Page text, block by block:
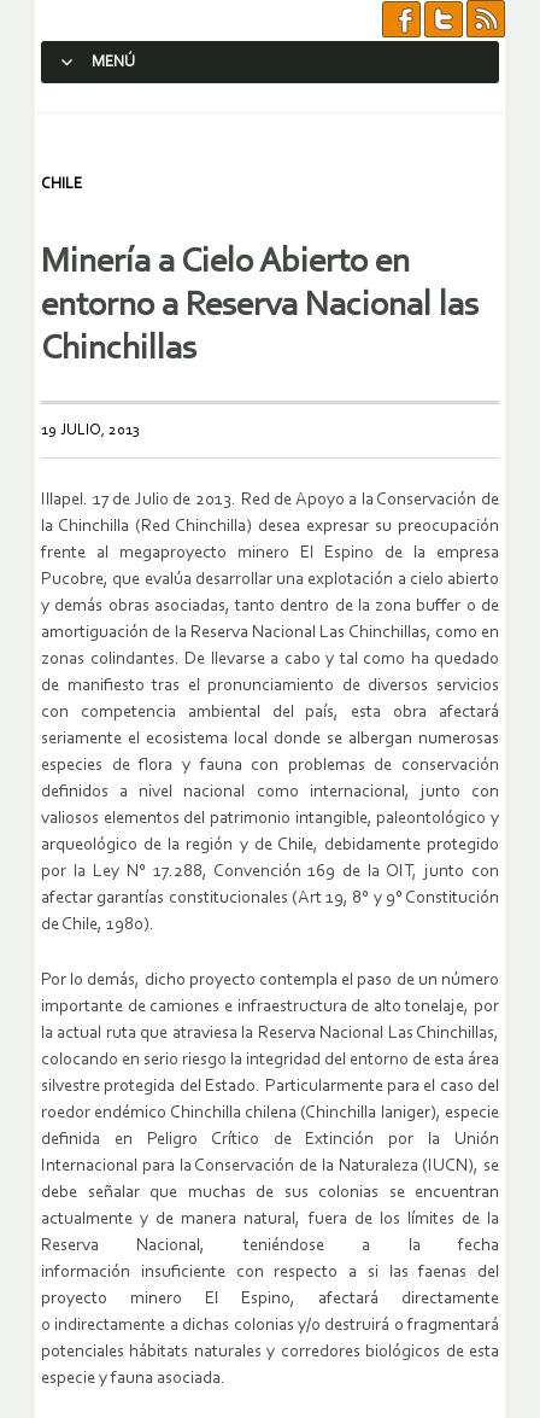
MENÚ
CHILE
Minería a Cielo Abierto en
entorno a Reserva Nacional las
Chinchillas
19 JULIO, 2013
Illapel. 17 de Julio de 2013. Red de Apoyo a la Conservación de
la Chinchilla (Red Chinchilla) desea expresar su preocupación
frente al megaproyecto minero El Espino de la empresa
Pucobre, que evalúa desarrollar una explotación a cielo abierto
y demás obras asociadas, tanto dentro de la zona buffer o de
amortiguación de la Reserva Nacional Las Chinchillas, como en
zonas colindantes. De llevarse a cabo y tal como ha quedado
de manifiesto tras el pronunciamiento de diversos servicios
con competencia ambiental del país, esta obra afectará
seriamente el ecosistema local donde se albergan numerosas
especies de flora y fauna con problemas de conservación
definidos a nivel nacional como internacional, junto con
valiosos elementos del patrimonio intangible, paleontológico y
arqueológico de la región y de Chile, debidamente protegido
por la Ley N° 17.288, Convención 169 de la OIT, junto con
afectar garantías constitucionales (Art 19, 8° y 9° Constitución
de Chile, 1980).
Por lo demás, dicho proyecto contempla el paso de un número
importante de camiones e infraestructura de alto tonelaje, por
la actual ruta que atraviesa la Reserva Nacional Las Chinchillas,
colocando en serio riesgo la integridad del entorno de esta área
silvestre protegida del Estado. Particularmente para el caso del
roedor endémico Chinchilla chilena (Chinchilla laniger), especie
definida en Peligro Crítico de Extinción por la Unión
Internacional para la Conservación de la Naturaleza (IUCN), se
debe señalar que muchas de sus colonias se encuentran
actualmente y de manera natural, fuera de los límites de la
Reserva Nacional, teniéndose a la fecha
información insuficiente con respecto a si las faenas del
proyecto minero El Espino, afectará directamente
o indirectamente a dichas colonias y/o destruirá o fragmentará
potenciales hábitats naturales y corredores biológicos de esta
especie y fauna asociada.